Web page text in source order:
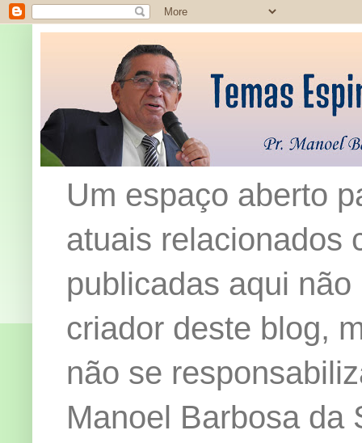
Um espaço aberto
atuais relacionados
publicadas aqui
criador deste blog,
não se
Manoel Barbosa da